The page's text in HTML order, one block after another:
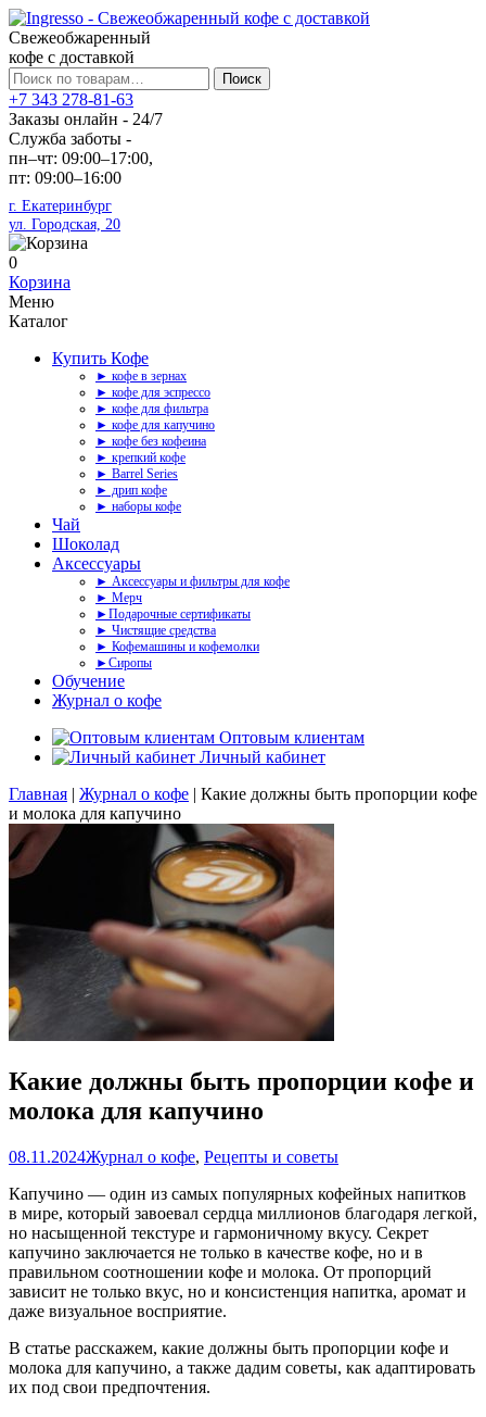
Свежеобжаренный
кофе с доставкой
Искать:
Поиск
+7 343 278-81-63
Заказы онлайн - 24/7
Служба заботы -
пн–чт: 09:00–17:00,
пт: 09:00–16:00
г. Екатеринбург
ул. Городская, 20
0
Корзина
Меню
Каталог
Купить Кофе
► кофе в зернах
► кофе для эспрессо
► кофе для фильтра
► кофе для капучино
► кофе без кофеина
► крепкий кофе
► Barrel Series
► дрип кофе
► наборы кофе
Чай
Шоколад
Аксессуары
► Аксессуары и фильтры для кофе
► Мерч
►Подарочные сертификаты
► Чистящие средства
► Кофемашины и кофемолки
►Сиропы
Обучение
Журнал о кофе
Оптовым клиентам
Личный кабинет
Главная | Журнал о кофе | Какие должны быть пропорции кофе
и молока для капучино
Какие должны быть пропорции кофе и
молока для капучино
08.11.2024Журнал о кофе, Рецепты и советы
Капучино — один из самых популярных кофейных напитков
в мире, который завоевал сердца миллионов благодаря легкой,
но насыщенной текстуре и гармоничному вкусу. Секрет
капучино заключается не только в качестве кофе, но и в
правильном соотношении кофе и молока. От пропорций
зависит не только вкус, но и консистенция напитка, аромат и
даже визуальное восприятие.
В статье расскажем, какие должны быть пропорции кофе и
молока для капучино, а также дадим советы, как адаптировать
их под свои предпочтения.